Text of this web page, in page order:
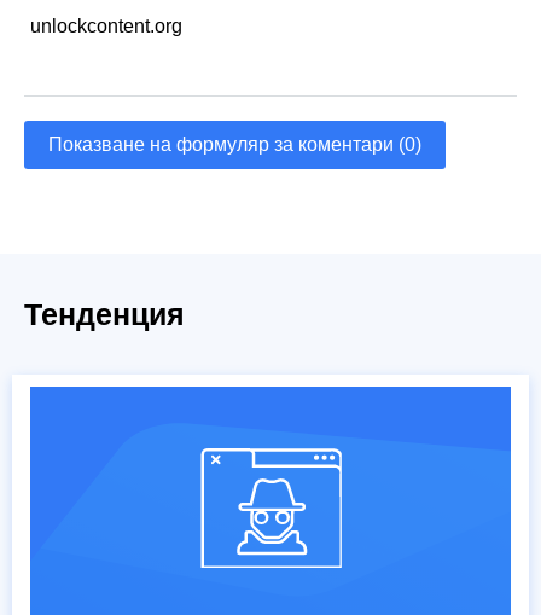
unlockcontent.org
Показване на формуляр за коментари (0)
Тенденция